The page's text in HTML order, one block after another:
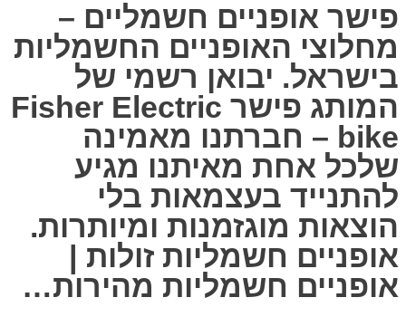
פישר אופניים חשמליים –
מחלוצי האופניים החשמליות
בישראל. יבואן רשמי של
המותג פישר Fisher Electric
bike – חברתנו מאמינה
שלכל אחת מאיתנו מגיע
להתנייד בעצמאות בלי
הוצאות מוגזמנות ומיותרות.
אופניים חשמליות זולות |
אופניים חשמליות מהירות…